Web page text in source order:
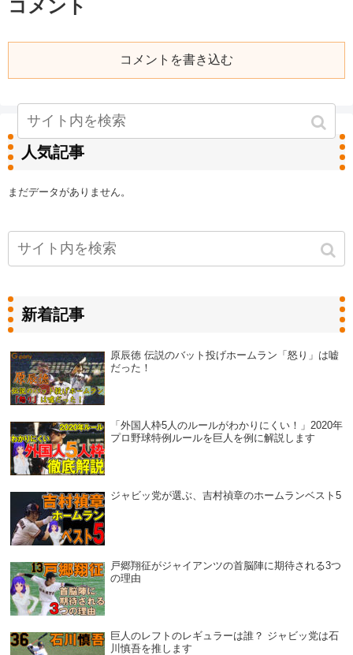
コメント
コメントを書き込む
人気記事
まだデータがありません。
新着記事
原辰徳 伝説のバット投げホームラン「怒り」は嘘
だった！
「外国人枠5人のルールがわかりにくい！」2020年
プロ野球特例ルールを巨人を例に解説します
ジャビッ党が選ぶ、吉村禎章のホームランベスト5
戸郷翔征がジャイアンツの首脳陣に期待される3つ
の理由
巨人のレフトのレギュラーは誰？ ジャビッ党は石
川慎吾を推します